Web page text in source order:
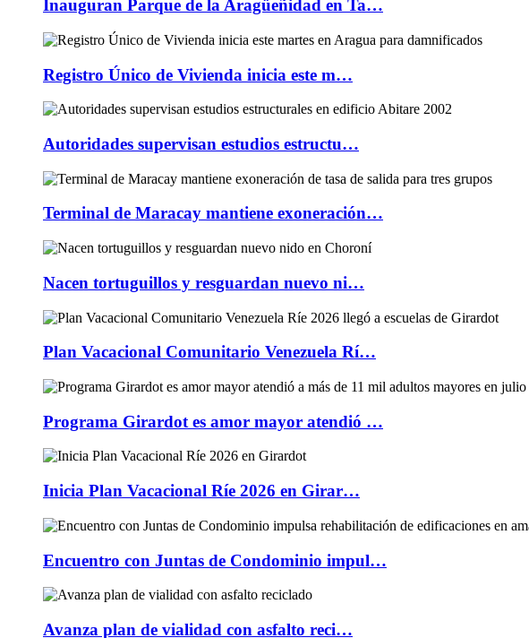
Inauguran Parque de la Aragüeñidad en Ta…
Registro Único de Vivienda inicia este m…
Autoridades supervisan estudios estructu…
Terminal de Maracay mantiene exoneración…
Nacen tortuguillos y resguardan nuevo ni…
Plan Vacacional Comunitario Venezuela Rí…
Programa Girardot es amor mayor atendió …
Inicia Plan Vacacional Ríe 2026 en Girar…
Encuentro con Juntas de Condominio impul…
Avanza plan de vialidad con asfalto reci…